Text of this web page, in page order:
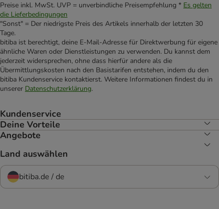
Preise inkl. MwSt. UVP = unverbindliche Preisempfehlung * Es gelten
die Lieferbedingungen
"Sonst" = Der niedrigste Preis des Artikels innerhalb der letzten 30
Tage.
bitiba ist berechtigt, deine E-Mail-Adresse für Direktwerbung für eigene
ähnliche Waren oder Dienstleistungen zu verwenden. Du kannst dem
jederzeit widersprechen, ohne dass hierfür andere als die
Übermittlungskosten nach den Basistarifen entstehen, indem du den
bitiba Kundenservice kontaktierst. Weitere Informationen findest du in
unserer Datenschutzerklärung.
Kundenservice
Deine Vorteile
Angebote
Land auswählen
bitiba.de / de